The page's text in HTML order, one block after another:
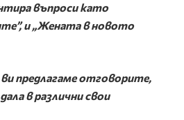
въпроси като
и „Жената в новото
предлагаме отговорите,
в различни свои